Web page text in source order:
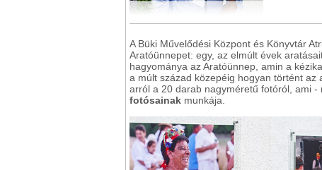
A Büki Művelődési Központ és Könyvtár
Aratóünnepet: egy, az elmúlt évek
hagyománya az Aratóünnep, amin a
a múlt század közepéig hogyan történt az
arról a 20 darab nagyméretű fotóról, ami -
fotósainak munkája.